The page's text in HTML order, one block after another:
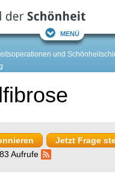
Menü
und
Jetzt Frage
Aufrufe